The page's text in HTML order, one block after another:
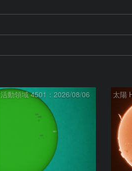
活動領域 4501：2026/08/06